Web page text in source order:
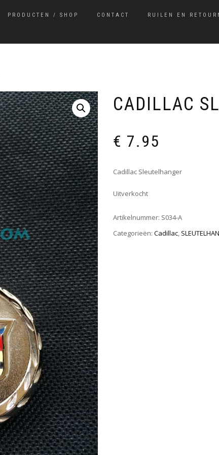
PRODUCTEN / SHOP CONTACT RUILEN EN
CADILLAC
€ 7.95
Cadillac Sleutelhanger
Uitverkocht
Artikelnummer: S034-A
Categorieën: Cadillac,